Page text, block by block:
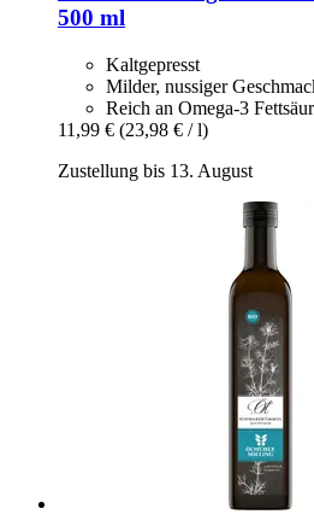
500 ml
Kaltgepresst
Milder, nussiger
Reich an Omega-3
11,99 € (23,98 € / l)
Zustellung bis 13. August